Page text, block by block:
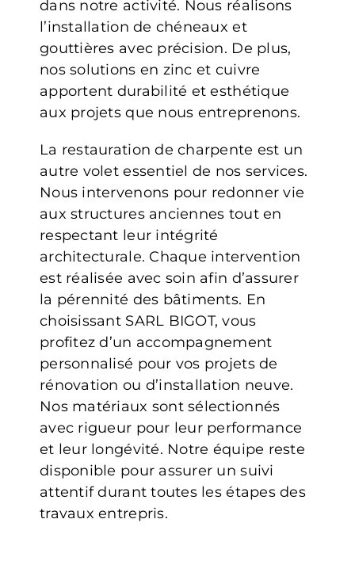
dans notre activité. Nous réalisons
l’installation de chéneaux et
gouttières avec précision. De plus,
nos solutions en zinc et cuivre
apportent durabilité et esthétique
aux projets que nous entreprenons.
La restauration de charpente est un
autre volet essentiel de nos services.
Nous intervenons pour redonner vie
aux structures anciennes tout en
respectant leur intégrité
architecturale. Chaque intervention
est réalisée avec soin afin d’assurer
la pérennité des bâtiments. En
choisissant SARL BIGOT, vous
profitez d’un accompagnement
personnalisé pour vos projets de
rénovation ou d’installation neuve.
Nos matériaux sont sélectionnés
avec rigueur pour leur performance
et leur longévité. Notre équipe reste
disponible pour assurer un suivi
attentif durant toutes les étapes des
travaux entrepris.